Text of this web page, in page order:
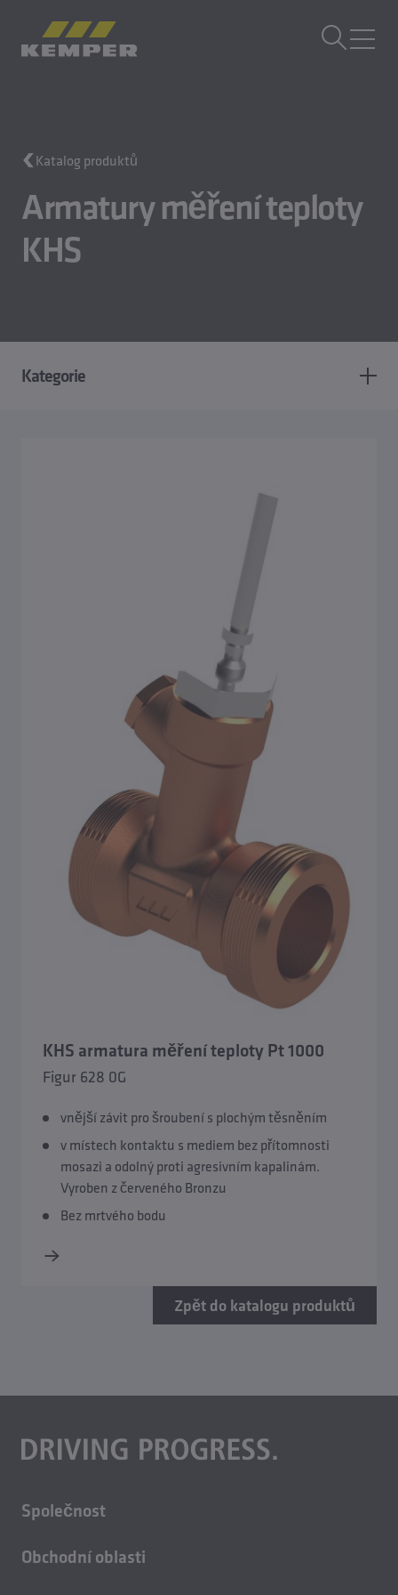
Technologie odlévání
Společnost
Kariéra
CS| CZ Přepínač jazyků
Katalog produktů
Armatury měření teploty
KHS
Kategorie
Přehled Hygienický systém KHS
Venturiho děliče proudění KHS
KHS CoolFlow cirkulace studené vody
KHS Hygiene Flush Boxes
Armatury měření teploty KHS
Systémová řízení KHS
KHS armatura měření teploty Pt 1000
Figur 628 0G
vnější závit pro šroubení s plochým těsněním
v místech kontaktu s mediem bez přítomnosti
mosazi a odolný proti agresivním kapalinám.
Vyroben z červeného Bronzu
Bez mrtvého bodu
Zpět do katalogu produktů
Společnost
Kariéra
Obchodní oblasti